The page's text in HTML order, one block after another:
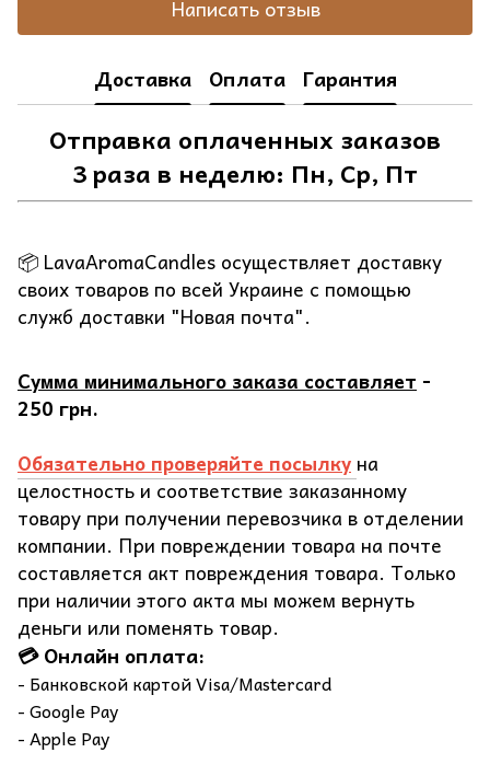
Написать отзыв
Доставка Оплата Гарантия
Отправка оплаченных заказов
3 раза в неделю: Пн, Ср, Пт
📦 LavaAromaCandles осуществляет доставку
своих товаров по всей Украине с помощью
служб доставки "Новая почта".
Сумма минимального заказа составляет -
250 грн.
Обязательно проверяйте посылку на
целостность и соответствие заказанному
товару при получении перевозчика в отделении
компании. При повреждении товара на почте
составляется акт повреждения товара. Только
при наличии этого акта мы можем вернуть
деньги или поменять товар.
💳 Онлайн оплата:
- Банковской картой Visa/Mastercard
- Google Pay
- Apple Pay